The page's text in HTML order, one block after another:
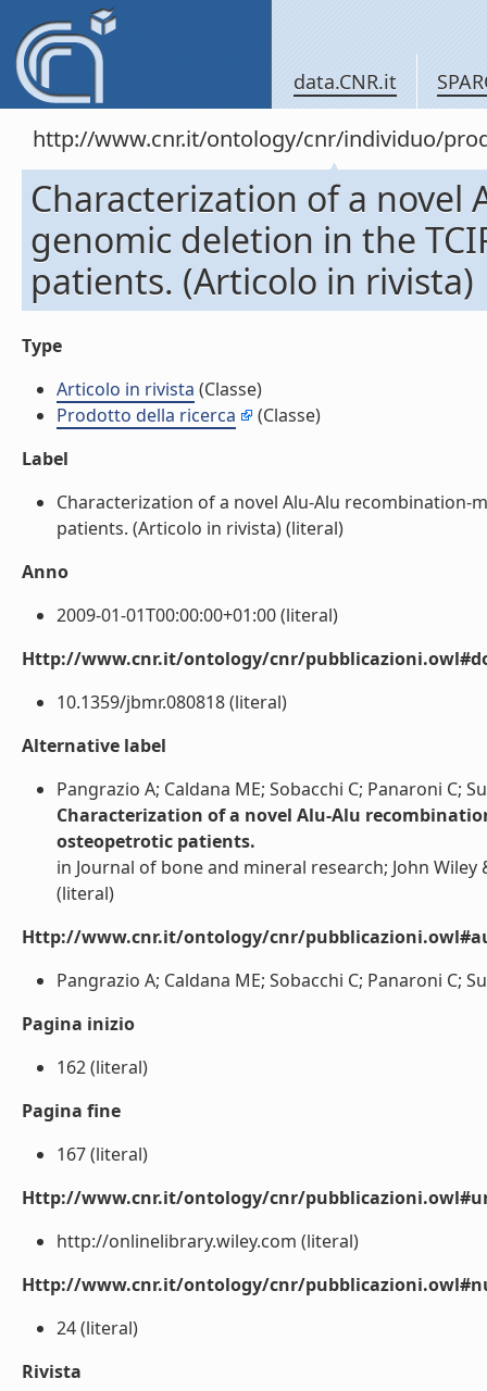
data.CNR.it
http://www.cnr.it/ontology/cnr/individuo/
Characterization of a
genomic deletion in the
patients. (Articolo in rivista)
Type
Articolo in rivista (Classe)
Prodotto della ricerca
(Classe)
Label
Characterization of a novel Alu-Alu recombination-
patients. (Articolo in rivista) (literal)
Anno
2009-01-01T00:00:00+01:00 (literal)
Http://www.cnr.it/ontology/cnr/
10.1359/jbmr.080818 (literal)
Alternative label
Pangrazio A; Caldana ME; Sobacchi C; Panaroni C;
Characterization of a novel Alu-Alu
osteopetrotic patients.
in Journal of bone and mineral research; John
(literal)
Http://www.cnr.it/ontology/cnr/
Pangrazio A; Caldana ME; Sobacchi C; Panaroni C;
Pagina inizio
162 (literal)
Pagina fine
167 (literal)
Http://www.cnr.it/ontology/cnr/
http://onlinelibrary.wiley.com (literal)
Http://www.cnr.it/ontology/cnr/
24 (literal)
Rivista